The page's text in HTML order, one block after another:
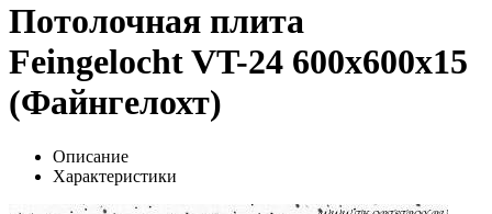
Потолочная плита
Feingelocht VT-24 600x600x15
(Файнгелохт)
Описание
Характеристики